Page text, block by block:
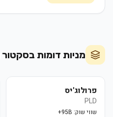
מניות דומות בסקטור
פרולוג'יס
PLD
שווי שוק: 95B+